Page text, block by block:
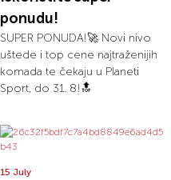
ponudu!
SUPER PONUDA!🚀 Novi nivo
uštede i top cene najtraženijih
komada te čekaju u Planeti
Sport, do 31. 8!🔝
15 July